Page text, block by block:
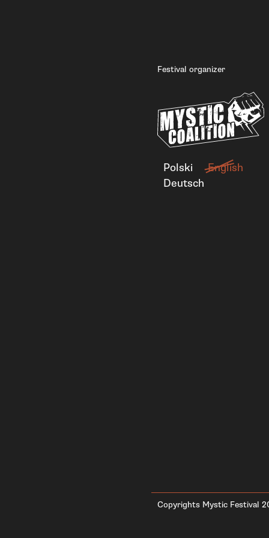
Festival organizer
Polski
English
Deutsch
Copyrights Mystic Festival